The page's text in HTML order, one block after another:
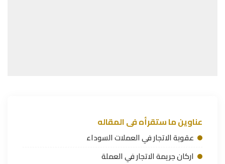
عناوين ما ستقرأه فى المقاله
عقوبة الاتجار في العملات السوداء
اركان جريمة الاتجار في العملة